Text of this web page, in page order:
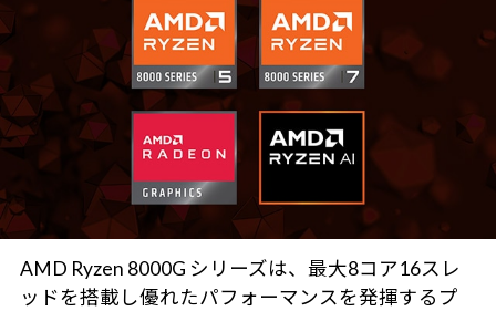
AMD Ryzen 8000G シリーズは、最大8コア16スレ
ッドを搭載し優れたパフォーマンスを発揮するプ